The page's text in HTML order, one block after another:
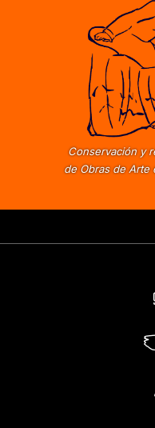
Conservación y
de Obras de Arte